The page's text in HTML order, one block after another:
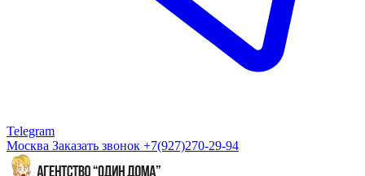
Telegram
Москва Заказать звонок +7(927)270-29-94